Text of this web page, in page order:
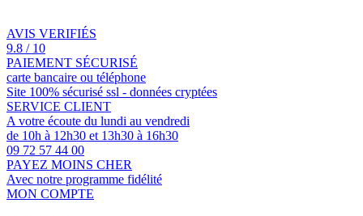
AVIS VERIFIÉS
9.8 / 10
PAIEMENT SÉCURISÉ
carte bancaire ou téléphone
Site 100% sécurisé ssl - données cryptées
SERVICE CLIENT
A votre écoute du lundi au vendredi
de 10h à 12h30 et 13h30 à 16h30
09 72 57 44 00
PAYEZ MOINS CHER
Avec notre programme fidélité
MON COMPTE